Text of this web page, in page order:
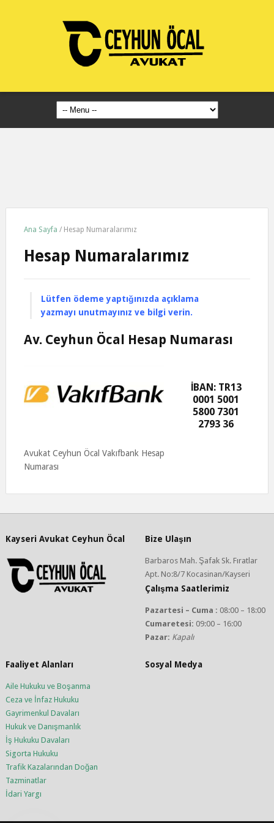
Ana Sayfa / Hesap Numaralarımız
Hesap Numaralarımız
Lütfen ödeme yaptığınızda açıklama
yazmayı unutmayınız ve bilgi verin.
Av. Ceyhun Öcal Hesap Numarası
Avukat Ceyhun Öcal Vakıfbank Hesap
Numarası
İBAN: TR13
0001 5001
5800 7301
2793 36
Kayseri Avukat Ceyhun Öcal Bize Ulaşın
Barbaros Mah. Şafak Sk. Fıratlar
Apt. No:8/7 Kocasinan/Kayseri
Çalışma Saatlerimiz
Pazartesi – Cuma : 08:00 – 18:00
Cumaretesi: 09:00 – 16:00
Pazar: Kapalı
Faaliyet Alanları
Aile Hukuku ve Boşanma
Ceza ve İnfaz Hukuku
Gayrimenkul Davaları
Hukuk ve Danışmanlık
İş Hukuku Davaları
Sigorta Hukuku
Trafik Kazalarından Doğan
Tazminatlar
İdari Yargı
Sosyal Medya